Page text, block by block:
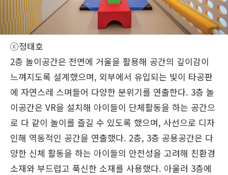
ⓒ정태호
2층 놀이공간은 전면에 거울을 활용해 공간의 깊이감이
느껴지도록 설계했으며, 외부에서 유입되는 빛이 타공판
에 자연스레 스며들어 다양한 분위기를 연출한다. 3층 놀
이공간은 VR을 설치해 아이들이 단체활동을 하는 공간으
로 다 같이 놀이를 즐길 수 있도록 했으며, 사선으로 디자
인해 역동적인 공간을 연출했다. 2층, 3층 공용공간은 다
양한 신체 활동을 하는 아이들의 안전성을 고려해 친환경
소재와 부드럽고 푹신한 소재를 사용했다. 아울러 3층에